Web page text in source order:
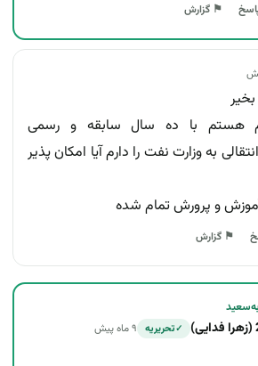
⚑ گزارش
هستم با ده سال سابقه و رسمی
به وزارت نفت را دارم آیا امکان پذیر
و پرورش تمام شده
⚑ گزارش
سعید
✓تحریریه ۹ ماه پیش